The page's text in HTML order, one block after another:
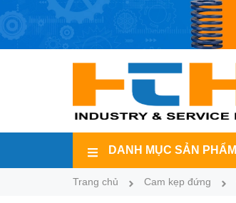
DANH MỤC SẢN PHẨM
Trang chủ Cam kẹp đứng